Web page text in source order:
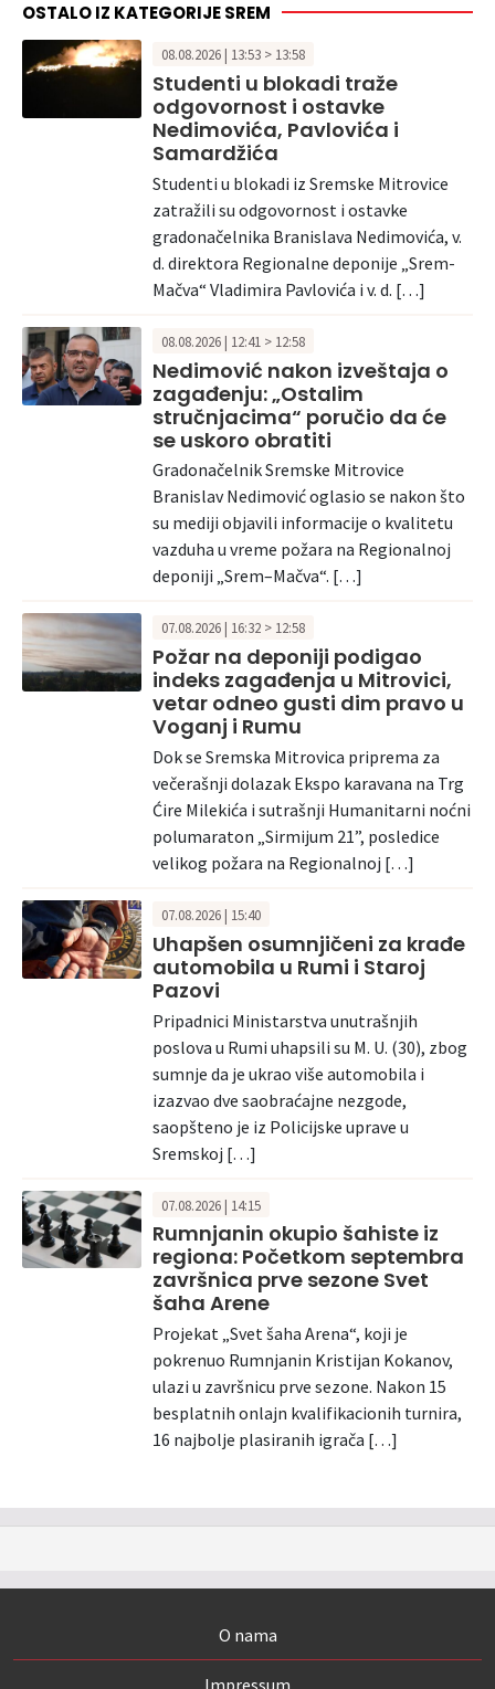
OSTALO IZ KATEGORIJE SREM
08.08.2026 | 13:53 > 13:58
Studenti u blokadi traže
odgovornost i ostavke
Nedimovića, Pavlovića i
Samardžića
Studenti u blokadi iz Sremske Mitrovice
zatražili su odgovornost i ostavke
gradonačelnika Branislava Nedimovića, v.
d. direktora Regionalne deponije „Srem-
Mačva“ Vladimira Pavlovića i v. d. […]
08.08.2026 | 12:41 > 12:58
Nedimović nakon izveštaja o
zagađenju: „Ostalim
stručnjacima“ poručio da će
se uskoro obratiti
Gradonačelnik Sremske Mitrovice
Branislav Nedimović oglasio se nakon što
su mediji objavili informacije o kvalitetu
vazduha u vreme požara na Regionalnoj
deponiji „Srem–Mačva“. […]
07.08.2026 | 16:32 > 12:58
Požar na deponiji podigao
indeks zagađenja u Mitrovici,
vetar odneo gusti dim pravo u
Voganj i Rumu
Dok se Sremska Mitrovica priprema za
večerašnji dolazak Ekspo karavana na Trg
Ćire Milekića i sutrašnji Humanitarni noćni
polumaraton „Sirmijum 21”, posledice
velikog požara na Regionalnoj […]
07.08.2026 | 15:40
Uhapšen osumnjičeni za krađe
automobila u Rumi i Staroj
Pazovi
Pripadnici Ministarstva unutrašnjih
poslova u Rumi uhapsili su M. U. (30), zbog
sumnje da je ukrao više automobila i
izazvao dve saobraćajne nezgode,
saopšteno je iz Policijske uprave u
Sremskoj […]
07.08.2026 | 14:15
Rumnjanin okupio šahiste iz
regiona: Početkom septembra
završnica prve sezone Svet
šaha Arene
Projekat „Svet šaha Arena“, koji je
pokrenuo Rumnjanin Kristijan Kokanov,
ulazi u završnicu prve sezone. Nakon 15
besplatnih onlajn kvalifikacionih turnira,
16 najbolje plasiranih igrača […]
O nama